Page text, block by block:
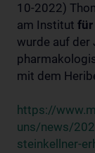
10-2022)
am Institut für
wurde auf der
mit dem
https://
uns/news/
steinkellner-